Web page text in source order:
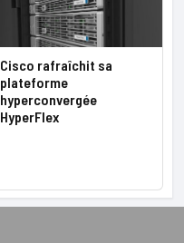
Cisco rafraîchit sa
plateforme
hyperconvergée
HyperFlex